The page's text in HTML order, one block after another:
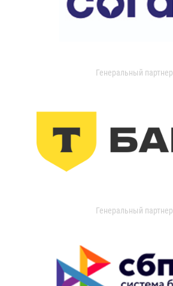
Генеральный партнер
Генеральный партнер